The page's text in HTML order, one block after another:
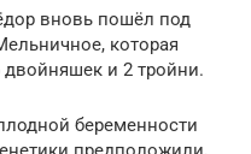
вновь пошёл под
которая
и 2 тройни.
беременности